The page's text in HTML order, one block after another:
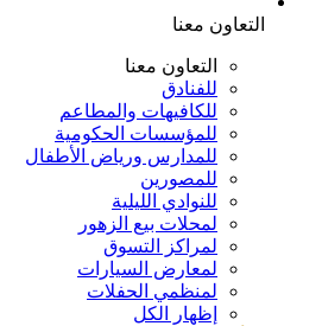
التعاون معنا
التعاون معنا
للفنادق
للكافيهات والمطاعم
للمؤسسات الحكومية
للمدارس ورياض الأطفال
للمصورين
للنوادي الليلية
لمحلات بيع الزهور
لمراكز التسوق
لمعارض السيارات
لمنظمي الحفلات
إظهار الكل